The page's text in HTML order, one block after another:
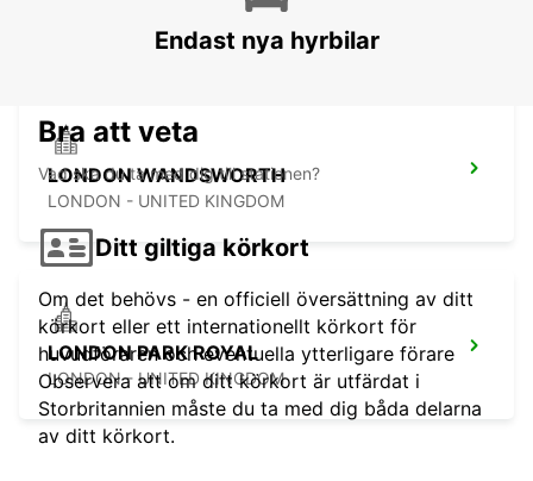
LONDON WANDSWORTH
LONDON - UNITED KINGDOM
LONDON PARK ROYAL
LONDON - UNITED KINGDOM
Endast nya hyrbilar
Bra att veta
Vad ska du ta med dig till stationen?
Ditt giltiga körkort
Om det behövs - en officiell översättning av ditt
körkort eller ett internationellt körkort för
huvudföraren och eventuella ytterligare förare
Observera att om ditt körkort är utfärdat i
Storbritannien måste du ta med dig båda delarna
av ditt körkort.